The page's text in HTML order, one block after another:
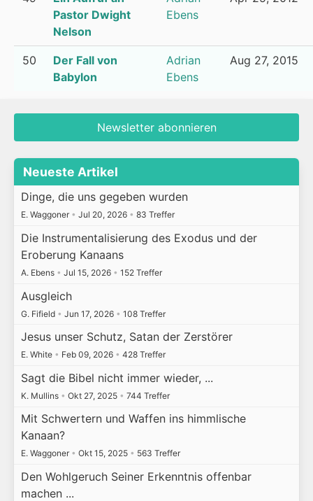
Pastor Dwight
Nelson
Ebens
50
Der Fall von
Babylon
Adrian
Ebens
Aug 27, 2015
Newsletter abonnieren
Neueste Artikel
Dinge, die uns gegeben wurden
E. Waggoner • Jul 20, 2026 • 83 Treffer
Die Instrumentalisierung des Exodus und der
Eroberung Kanaans
A. Ebens • Jul 15, 2026 • 152 Treffer
Ausgleich
G. Fifield • Jun 17, 2026 • 108 Treffer
Jesus unser Schutz, Satan der Zerstörer
E. White • Feb 09, 2026 • 428 Treffer
Sagt die Bibel nicht immer wieder, ...
K. Mullins • Okt 27, 2025 • 744 Treffer
Mit Schwertern und Waffen ins himmlische
Kanaan?
E. Waggoner • Okt 15, 2025 • 563 Treffer
Den Wohlgeruch Seiner Erkenntnis offenbar
machen ...